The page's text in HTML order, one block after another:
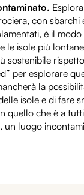
con sbarchi
è il
le isole più
sostenibile
per esplorare
la
isole e di fare
quello che è a
un luogo